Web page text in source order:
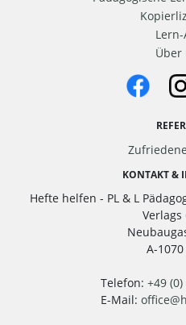
Über
KONTAKT &
Hefte helfen - PL & L
Verlags
A-
Telefon: +49
E-Mail: office@